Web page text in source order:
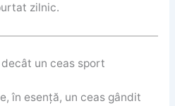
zilnic.
un ceas sport
în esență, un ceas gândit